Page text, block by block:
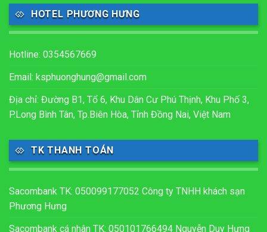
HOTEL PHƯƠNG HƯNG
Hotline: 0354567669
Email: ksphuonghung@gmail.com
Địa chỉ: Đường B1, Tổ 6, Khu Dân Cư Phú Thịnh, Khu Phố 3,
P.Long Bình Tân, Tp.Biên Hòa, Tỉnh Đồng Nai, Việt Nam
TK THANH TOÁN
Sacombank TK: 050099177052 Công ty TNHH khách sạn
Phương Hưng
Sacombank cá nhân TK: 050101766494 Nguyễn Duy Hưng